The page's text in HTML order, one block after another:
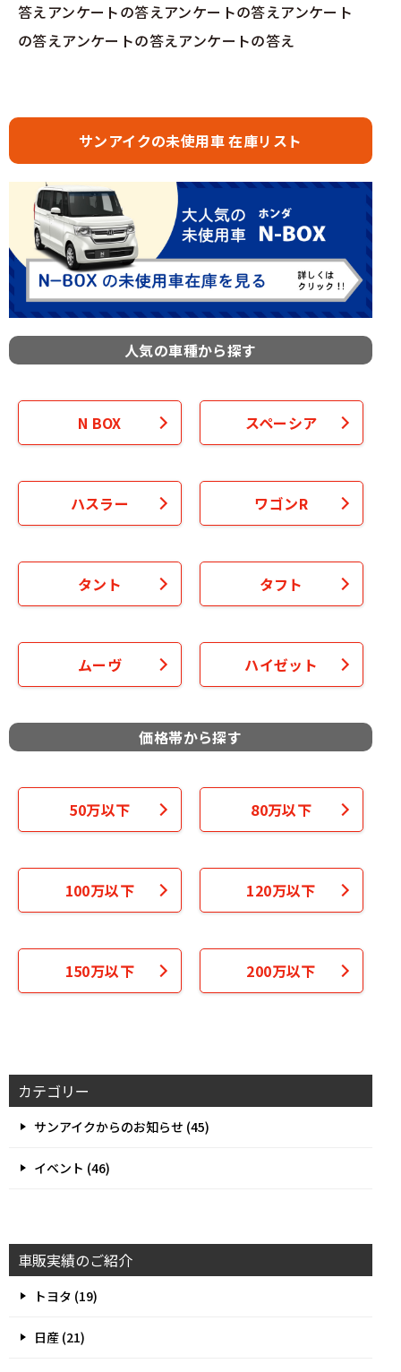
答えアンケートの答えアンケートの答えアンケート
の答えアンケートの答えアンケートの答え
サンアイクの未使用車 在庫リスト
人気の車種から探す
N BOX スペーシア
ハスラー ワゴンR
タント タフト
ムーヴ ハイゼット
価格帯から探す
50万以下 80万以下
100万以下 120万以下
150万以下 200万以下
カテゴリー
サンアイクからのお知らせ (45)
イベント (46)
車販実績のご紹介
トヨタ (19)
日産 (21)